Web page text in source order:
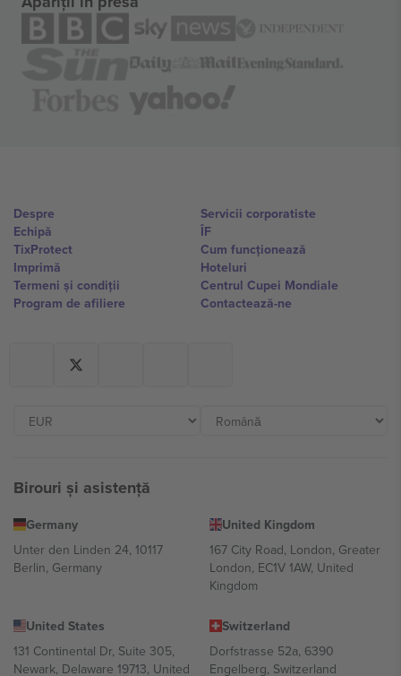
Despre
Echipă
TixProtect
Imprimă
Termeni și condiții
Program de afiliere
Servicii corporatiste
ÎF
Cum funcționează
Hoteluri
Centrul Cupei Mondiale
Contactează-ne
Birouri și asistență
Germany
Unter den Linden 24, 10117
Berlin, Germany
United Kingdom
167 City Road, London, Greater
London, EC1V 1AW, United
Kingdom
United States
131 Continental Dr, Suite 305,
Newark, Delaware 19713, United
Switzerland
Dorfstrasse 52a, 6390
Engelberg, Switzerland